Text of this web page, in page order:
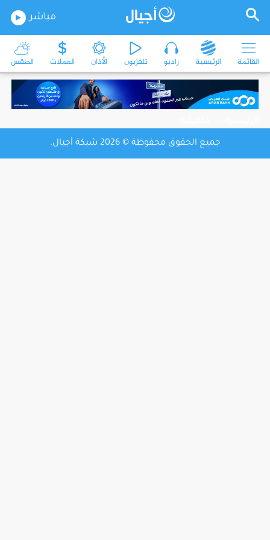
مباشر
القائمة الرئيسية راديو تلفزيون الأذان العملات الطقس
جميع الحقوق محفوظة © 2026 شبكة أجيال.